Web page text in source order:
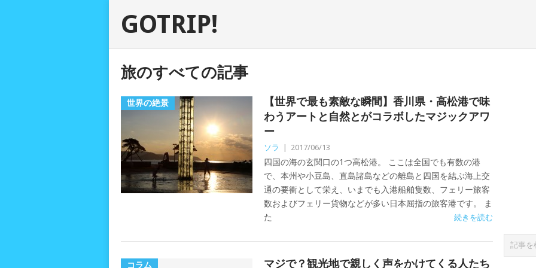
GOTRIP!
旅のすべての記事
世界の絶景
【世界で最も素敵な瞬間】香川県・高松港で味
わうアートと自然とがコラボしたマジックアワ
ー
ソラ 2017/06/13
四国の海の玄関口の1つ高松港。 ここは全国でも有数の港
で、本州や小豆島、直島諸島などの離島と四国を結ぶ海上交
通の要衝として栄え、いまでも入港船舶隻数、フェリー旅客
数およびフェリー貨物などが多い日本屈指の旅客港です。 ま
た
続きを読む
コラム マジで？観光地で親しく声をかけてくる人たち